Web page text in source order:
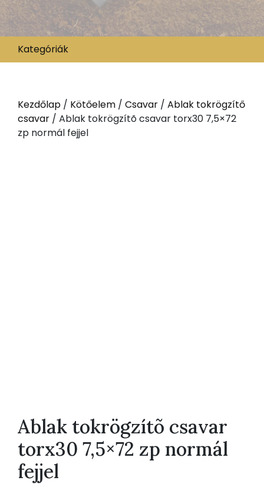
Kategóriák
Kezdőlap / Kötőelem / Csavar / Ablak tokrögzítő
csavar / Ablak tokrögzítõ csavar torx30 7,5×72
zp normál fejjel
Ablak tokrögzítõ csavar
torx30 7,5×72 zp normál
fejjel